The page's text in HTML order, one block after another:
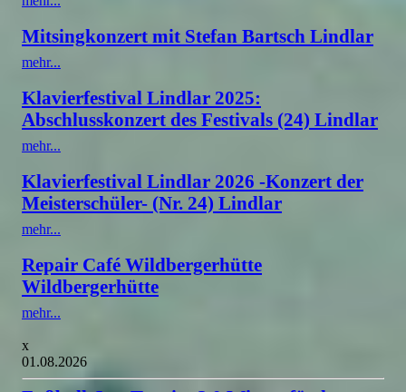
Mitsingkonzert mit Stefan Bartsch Lindlar
mehr...
Klavierfestival Lindlar 2025:
Abschlusskonzert des Festivals (24) Lindlar
mehr...
Klavierfestival Lindlar 2026 -Konzert der
Meisterschüler- (Nr. 24) Lindlar
mehr...
Repair Café Wildbergerhütte
Wildbergerhütte
mehr...
x
01.08.2026